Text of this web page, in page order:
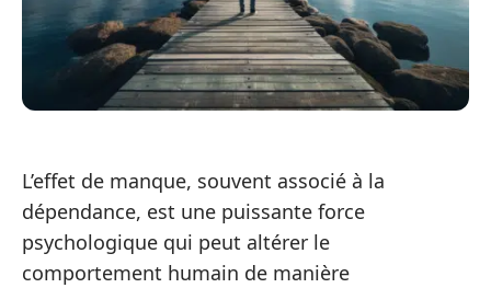
L’effet de manque, souvent associé à la
dépendance, est une puissante force
psychologique qui peut altérer le
comportement humain de manière